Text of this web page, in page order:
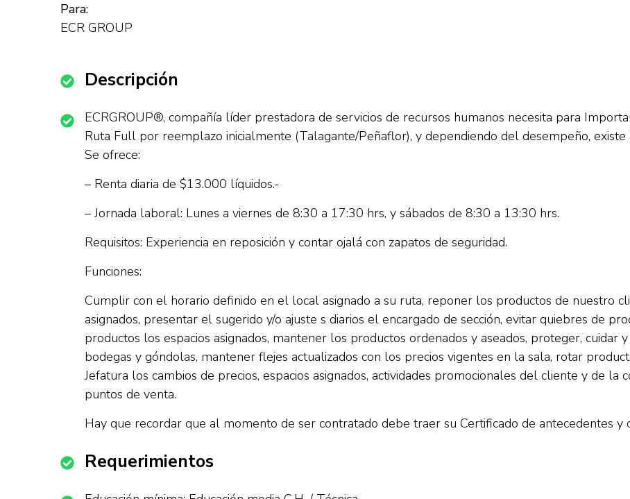
Para:
ECR GROUP
Descripción
ECRGROUP®, compañía líder prestadora de servicios de recursos humanos necesita para
Ruta Full por reemplazo inicialmente (Talagante/Peñaflor), y dependiendo del desempeño,
Se ofrece:
– Renta diaria de $13.000 líquidos.-
– Jornada laboral: Lunes a viernes de 8:30 a 17:30 hrs, y sábados de 8:30 a 13:30 hrs.
Requisitos: Experiencia en reposición y contar ojalá con zapatos de seguridad.
Funciones:
Cumplir con el horario definido en el local asignado a su ruta, reponer los productos de nuestro
asignados, presentar el sugerido y/o ajuste s diarios el encargado de sección, evitar quiebres de
productos los espacios asignados, mantener los productos ordenados y aseados, proteger,
bodegas y góndolas, mantener flejes actualizados con los precios vigentes en la sala, rotar
Jefatura los cambios de precios, espacios asignados, actividades promocionales del cliente y de la
puntos de venta.
Hay que recordar que al momento de ser contratado debe traer su Certificado de antecedentes y
Requerimientos